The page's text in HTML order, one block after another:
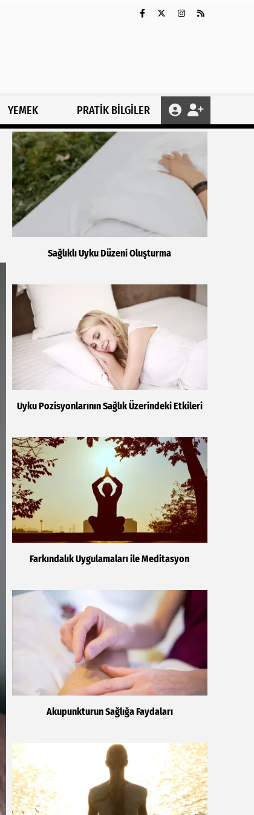
YEMEK PRATİK BİLGİLER
Sağlıklı Uyku Düzeni Oluşturma
Uyku Pozisyonlarının Sağlık Üzerindeki Etkileri
Farkındalık Uygulamaları ile Meditasyon
Akupunkturun Sağlığa Faydaları